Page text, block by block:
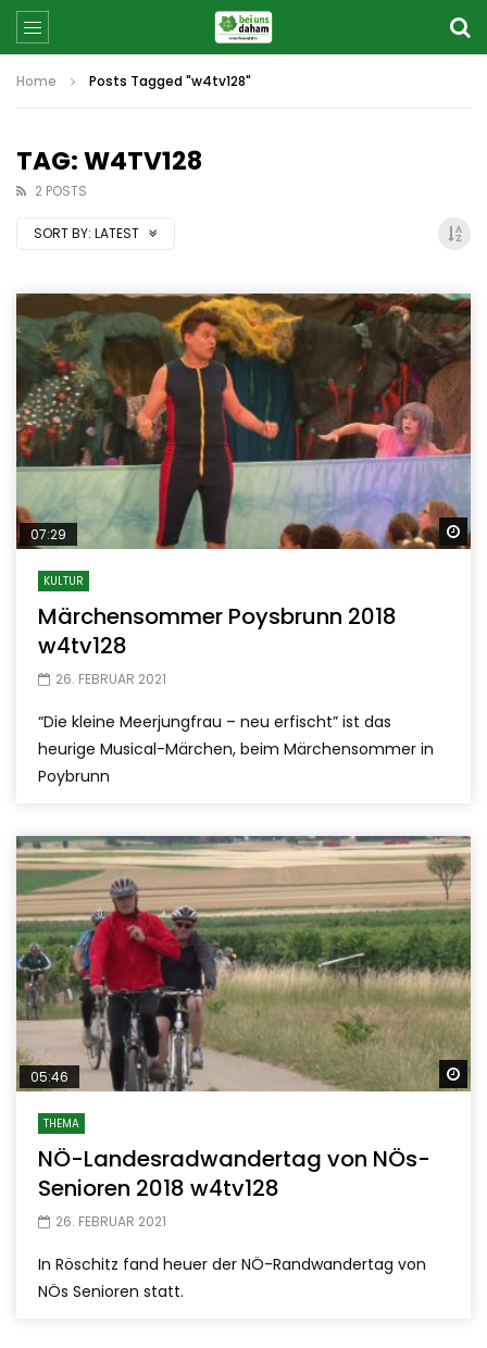
Home Posts Tagged "w4tv128"
TAG: W4TV128
2 POSTS
SORT BY: LATEST
07:29
KULTUR
Märchensommer Poysbrunn 2018
w4tv128
26. FEBRUAR 2021
“Die kleine Meerjungfrau – neu erfischt” ist das
heurige Musical-Märchen, beim Märchensommer in
Poybrunn
05:46
THEMA
NÖ-Landesradwandertag von NÖs-
Senioren 2018 w4tv128
26. FEBRUAR 2021
In Röschitz fand heuer der NÖ-Randwandertag von
NÖs Senioren statt.